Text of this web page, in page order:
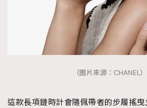
（圖片來源：CHANEL）
這款長項鏈時計會隨佩帶者的步履搖